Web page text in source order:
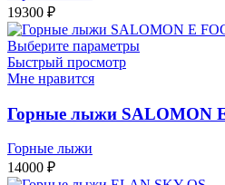
19300 ₽
Выберите параметры
Быстрый просмотр
Мне нравится
Горные лыжи SALOMON
Горные лыжи
14000 ₽